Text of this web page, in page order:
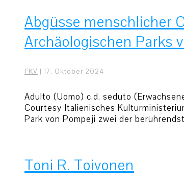
Abgüsse menschlicher
Archäologischen Parks
FKV | 17. Oktober 2024
Adulto (Uomo) c.d. seduto
Courtesy Italienisches
Park von Pompeji zwei der
Toni R. Toivonen